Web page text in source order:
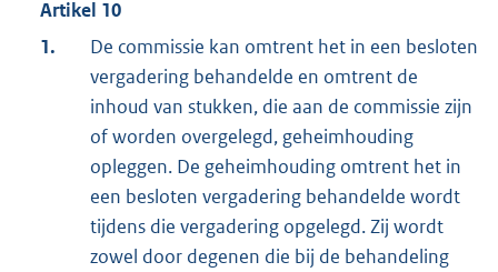
Artikel 10
1.
De commissie kan omtrent het in een besloten
vergadering behandelde en omtrent de
inhoud van stukken, die aan de commissie zijn
of worden overgelegd, geheimhouding
opleggen. De geheimhouding omtrent het in
een besloten vergadering behandelde wordt
tijdens die vergadering opgelegd. Zij wordt
zowel door degenen die bij de behandeling